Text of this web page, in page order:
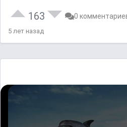
163 0
5 лет назад